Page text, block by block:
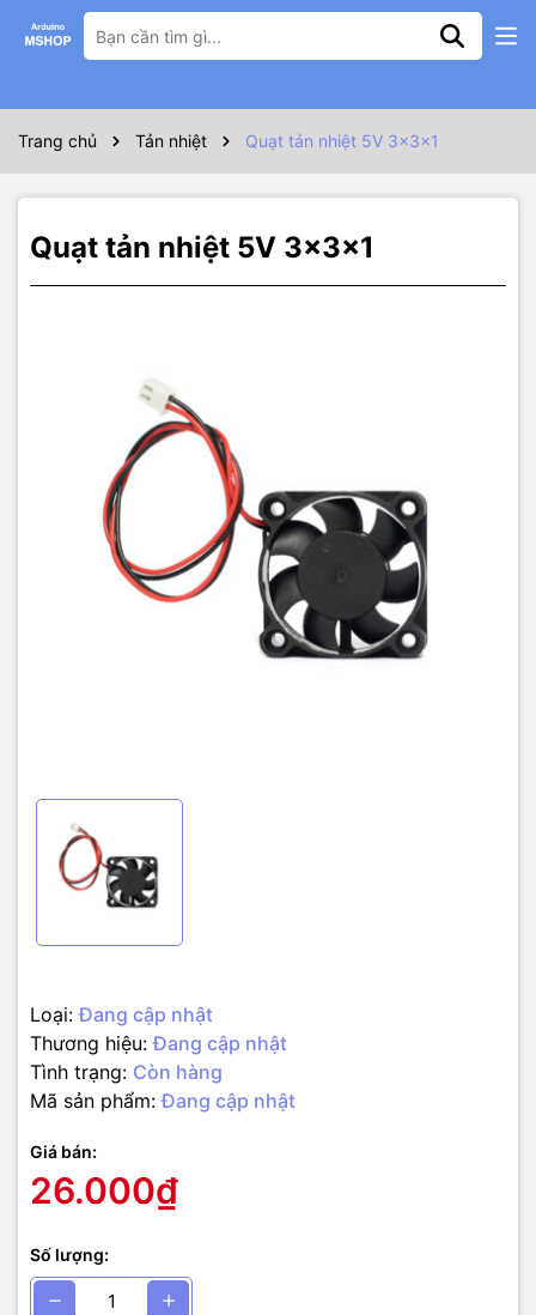
Trang chủ Tản nhiệt Quạt tản nhiệt 5V 3x3x1
Quạt tản nhiệt 5V 3x3x1
Loại: Đang cập nhật
Thương hiệu: Đang cập nhật
Tình trạng: Còn hàng
Mã sản phẩm: Đang cập nhật
Giá bán:
26.000₫
Số lượng:
Thông số kỹ thuật
– Điện áp: 5V
– Kích thước:3x3x1 cm
– Tham chiếu âm lượng không khí: 18.17-25.97 CFM
– Điện áp: 5V 0.09A